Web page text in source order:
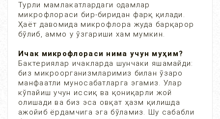
Турли мамлакатлардаги одамлар
микрофлораси бир-биридан фарқ қилади.
Ҳаёт давомида микрофлора жуда барқарор
бўлиб, аммо у ўзгариши хам мумкин.
Ичак микрофлораси нима учун муҳим?
Бактериялар ичакларда шунчаки яшамайди:
биз микроорганизмларимиз билан ўзаро
манфаатли муносабатларга эгамиз. Улар
кўпайиш учун иссиқ ва қониқарли жой
олишади ва биз эса овқат ҳазм қилишда
ажойиб ёрдамчига эга бўламиз. Шу сабабли